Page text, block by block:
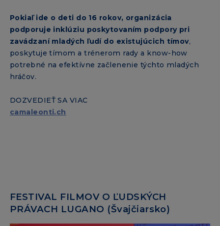
Pokiaľ ide o deti do 16 rokov, organizácia
podporuje inklúziu poskytovaním podpory pri
zavádzaní mladých ľudí do existujúcich tímov,
poskytuje tímom a trénerom rady a know-how
potrebné na efektívne začlenenie týchto mladých
hráčov.
DOZVEDIEŤ SA VIAC
camaleonti.ch
FESTIVAL FILMOV O ĽUDSKÝCH
PRÁVACH LUGANO (Švajčiarsko)